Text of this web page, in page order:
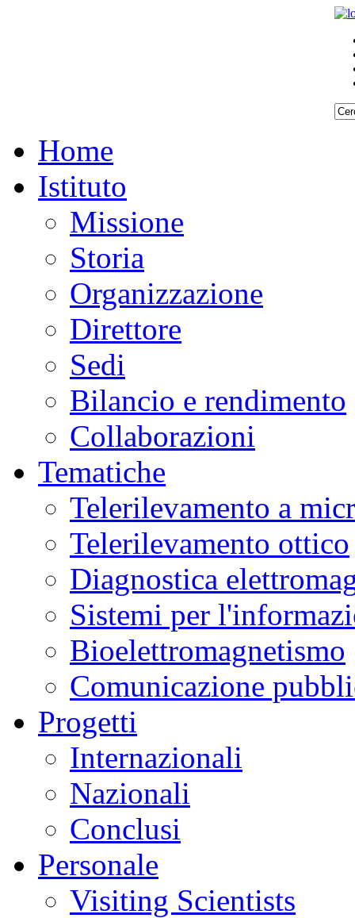
Home
Istituto
Missione
Storia
Organizzazione
Direttore
Sedi
Bilancio e rendimento
Collaborazioni
Tematiche
Telerilevamento a
Telerilevamento ottico
Diagnostica
Sistemi per
Bioelettromagnetismo
Comunicazione
Progetti
Internazionali
Nazionali
Conclusi
Personale
Visiting Scientists